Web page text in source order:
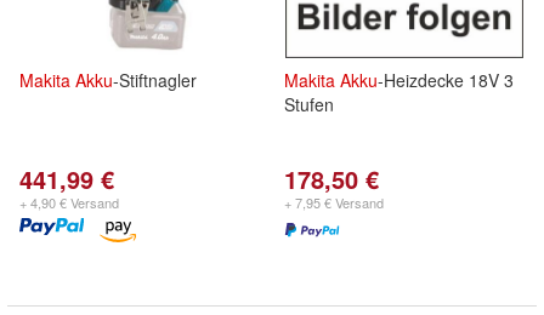
Makita Akku-Stiftnagler
441,99 €
+ 4,90 € Versand
Makita Akku-Heizdecke 18V 3
Stufen
178,50 €
+ 7,95 € Versand